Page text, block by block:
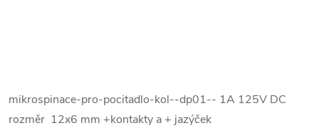
mikrospinace-pro-pocitadlo-kol--dp01-- 1A 125V DC
rozměr 12x6 mm +kontakty a + jazýček